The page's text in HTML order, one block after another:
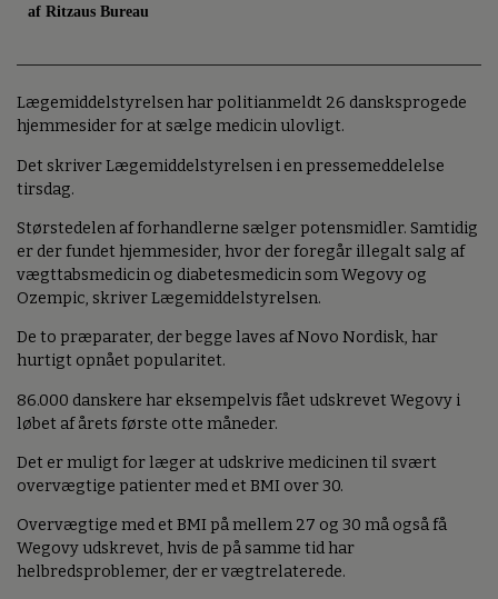
af Ritzaus Bureau
Lægemiddelstyrelsen har politianmeldt 26 dansksprogede
hjemmesider for at sælge medicin ulovligt.
Det skriver Lægemiddelstyrelsen i en pressemeddelelse
tirsdag.
Størstedelen af forhandlerne sælger potensmidler. Samtidig
er der fundet hjemmesider, hvor der foregår illegalt salg af
vægttabsmedicin og diabetesmedicin som Wegovy og
Ozempic, skriver Lægemiddelstyrelsen.
De to præparater, der begge laves af Novo Nordisk, har
hurtigt opnået popularitet.
86.000 danskere har eksempelvis fået udskrevet Wegovy i
løbet af årets første otte måneder.
Det er muligt for læger at udskrive medicinen til svært
overvægtige patienter med et BMI over 30.
Overvægtige med et BMI på mellem 27 og 30 må også få
Wegovy udskrevet, hvis de på samme tid har
helbredsproblemer, der er vægtrelaterede.